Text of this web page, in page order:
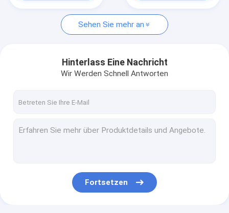
Auto-Reinigungs-Bürsten
Reinigungsrollen-Bürste
Reinigungs-Bürste der elektrischen Bohrmaschine
Sehen Sie mehr an
Hinterlass Eine Nachricht
Wir Werden Schnell Antworten
Fortsetzen